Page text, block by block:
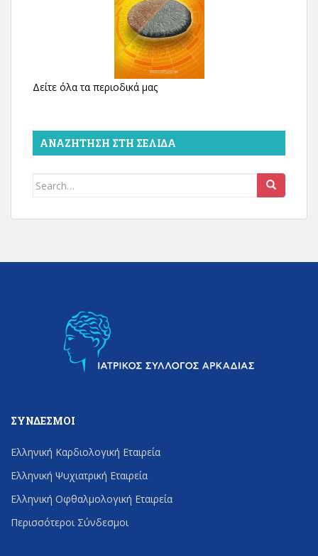
Δείτε όλα τα περιοδικά μας
ΑΝΑΖΉΤΗΣΗ ΣΤΗ ΣΕΛΊΔΑ
Search
ΣΎΝΔΕΣΜΟΙ
Ελληνική Καρδιολογική Εταιρεία
Ελληνική Ψυχιατρική Εταιρεία
Ελληνική Οφθαλμολογική Εταιρεία
Περισσότεροι Σύνδεσμοι